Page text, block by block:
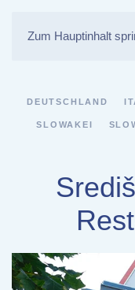
Zum Hauptinhalt
DEUTSCHLAND
SLOWAKEI